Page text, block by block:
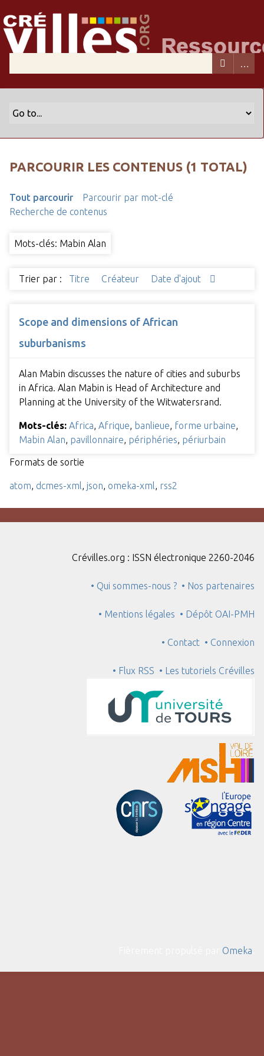
PARCOURIR LES CONTENUS (1 TOTAL)
Tout parcourir
Parcourir par mot-clé
Recherche de contenus
Mots-clés: Mabin Alan
Trier par : Titre Créateur Date d'ajout
Scope and dimensions of African
suburbanisms
Alan Mabin discusses the nature of cities and suburbs
in Africa. Alan Mabin is Head of Architecture and
Planning at the University of the Witwatersrand.
Mots-clés: Africa Afrique banlieue forme urbaine
Mabin Alan pavillonnaire périphéries périurbain
Formats de sortie
atom dcmes-xml json omeka-xml rss2
Crévilles.org : ISSN électronique 2260-2046
• Qui sommes-nous ? • Nos partenaires
• Mentions légales • Dépôt OAI-PMH
• Contact • Connexion
• Flux RSS • Les tutoriels Crévilles
Omeka